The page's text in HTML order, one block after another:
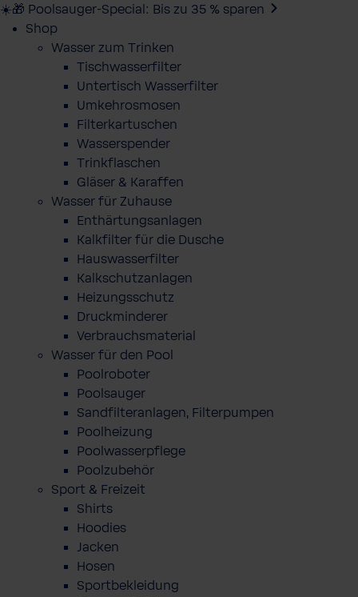
☀️🎁 Poolsauger-Special: Bis zu 35 % sparen
Shop
Wasser zum Trinken
Tischwasserfilter
Untertisch Wasserfilter
Umkehrosmosen
Filterkartuschen
Wasserspender
Trinkflaschen
Gläser & Karaffen
Wasser für Zuhause
Enthärtungsanlagen
Kalkfilter für die Dusche
Hauswasserfilter
Kalkschutzanlagen
Heizungsschutz
Druckminderer
Verbrauchsmaterial
Wasser für den Pool
Poolroboter
Poolsauger
Sandfilteranlagen, Filterpumpen
Poolheizung
Poolwasserpflege
Poolzubehör
Sport & Freizeit
Shirts
Hoodies
Jacken
Hosen
Sportbekleidung